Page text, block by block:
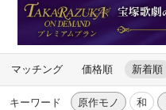
マッチング 価格順 新着順
キーワード 原作モノ 和